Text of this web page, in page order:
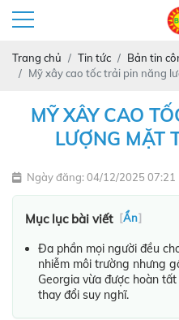
Trang chủ Tin tức
Bản tin
Mỹ xây cao tốc trải pin năng
MỸ XÂY CAO
LƯỢNG MẶT
Ngày đăng: 04/12/2025 07:21
Mục lục bài viết [Ẩn]
Đa phần mọi người đều
nhiễm môi trường nhưng
Georgia vừa được hoàn
thay đổi suy nghĩ.